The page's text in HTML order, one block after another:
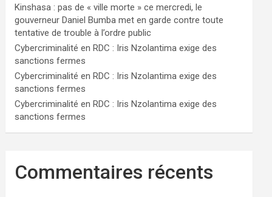
Kinshasa : pas de « ville morte » ce mercredi, le
gouverneur Daniel Bumba met en garde contre toute
tentative de trouble à l’ordre public
Cybercriminalité en RDC : Iris Nzolantima exige des
sanctions fermes
Cybercriminalité en RDC : Iris Nzolantima exige des
sanctions fermes
Cybercriminalité en RDC : Iris Nzolantima exige des
sanctions fermes
Commentaires récents